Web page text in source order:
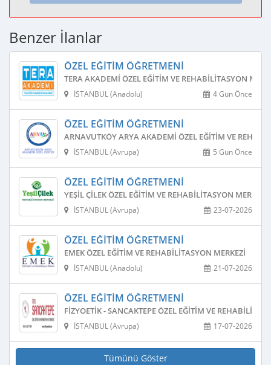
Benzer İlanlar
ÖZEL EĞITIM ÖĞRETMENI
TERA AKADEMI ÖZEL EĞITIM VE REHABILITASYON
4 Gün Önce
İSTANBUL (Anadolu)
ÖZEL EĞITIM ÖĞRETMENI
ARNAVUTKÖY ARYA AKADEMI ÖZEL EĞITIM VE
5 Gün Önce
İSTANBUL (Avrupa)
ÖZEL EĞITIM ÖĞRETMENI
YEŞIL ÇILEK ÖZEL EĞITIM VE REHABILITASYON MERKEZI
23-07-2026
İSTANBUL (Avrupa)
ÖZEL EĞITIM ÖĞRETMENI
EMEK ÖZEL EĞITIM VE REHABILITASYON MERKEZI
21-07-2026
İSTANBUL (Anadolu)
ÖZEL EĞITIM ÖĞRETMENI
FIZYOETIK - SANCAKTEPE ÖZEL EĞITIM VE
17-07-2026
İSTANBUL (Avrupa)
Tümünü Göster